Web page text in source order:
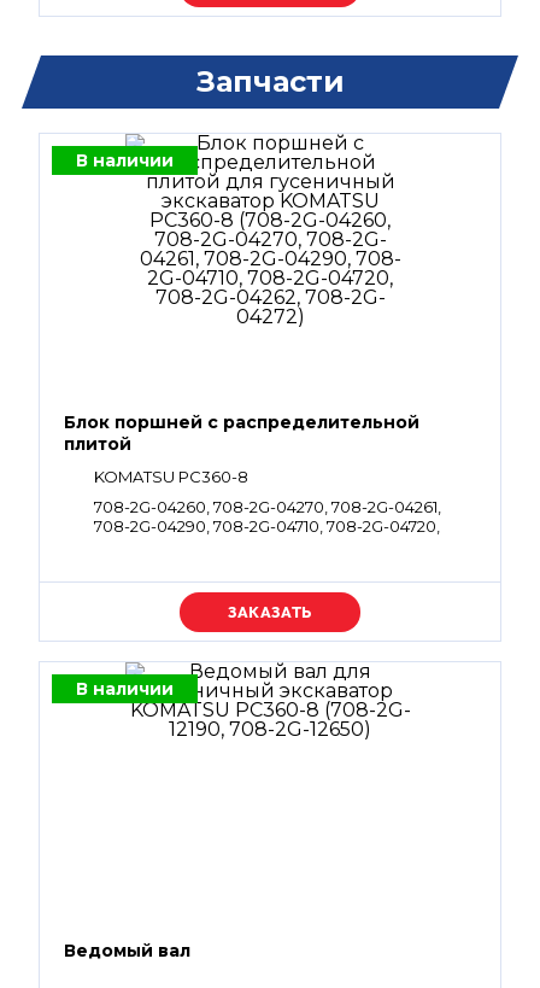
Запчасти
В наличии
Блок поршней c распределительной
плитой
KOMATSU PC360-8
708-2G-04260, 708-2G-04270, 708-2G-04261,
708-2G-04290, 708-2G-04710, 708-2G-04720,
Уточняйте цену
В наличии
Ведомый вал